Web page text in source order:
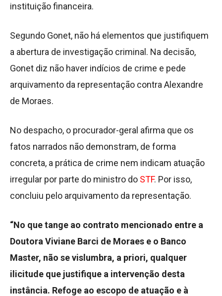
instituição financeira.
Segundo Gonet, não há elementos que justifiquem
a abertura de investigação criminal. Na decisão,
Gonet diz não haver indícios de crime e pede
arquivamento da representação contra Alexandre
de Moraes.
No despacho, o procurador-geral afirma que os
fatos narrados não demonstram, de forma
concreta, a prática de crime nem indicam atuação
irregular por parte do ministro do STF. Por isso,
concluiu pelo arquivamento da representação.
“No que tange ao contrato mencionado entre a
Doutora Viviane Barci de Moraes e o Banco
Master, não se vislumbra, a priori, qualquer
ilicitude que justifique a intervenção desta
instância. Refoge ao escopo de atuação e à